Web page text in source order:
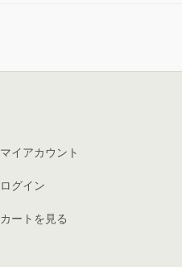
マイアカウント
ログイン
カートを見る